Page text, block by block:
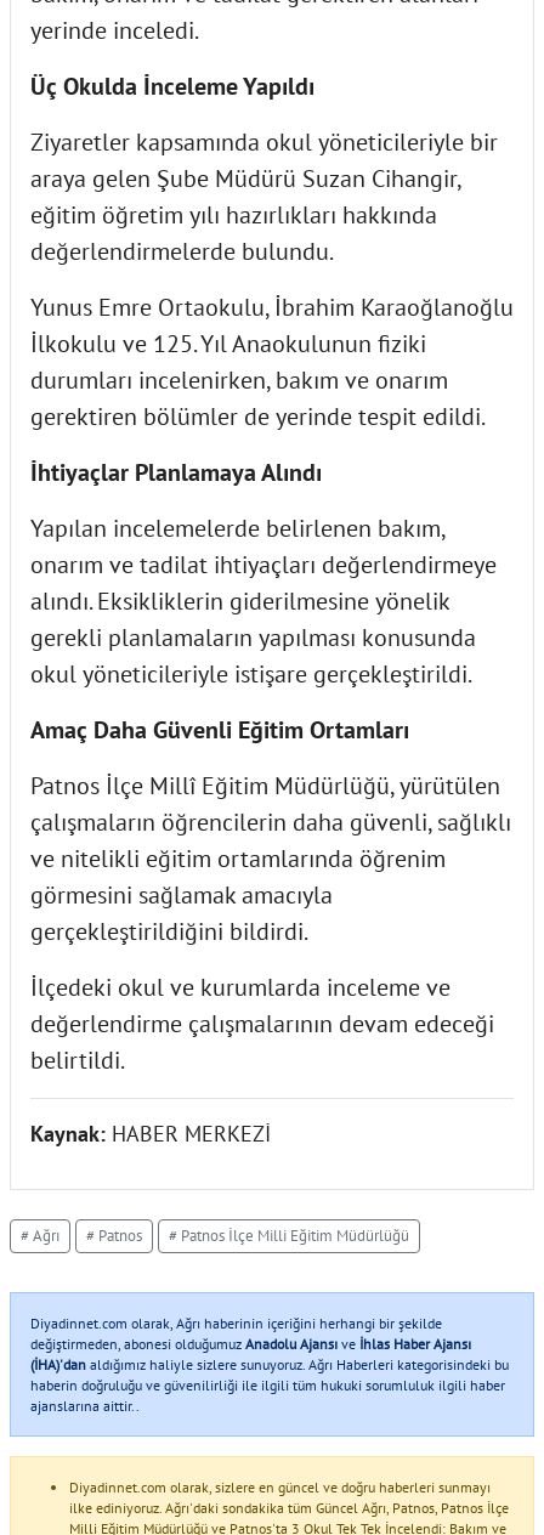
yerinde inceledi.
Üç Okulda İnceleme Yapıldı
Ziyaretler kapsamında okul yöneticileriyle bir
araya gelen Şube Müdürü Suzan Cihangir,
eğitim öğretim yılı hazırlıkları hakkında
değerlendirmelerde bulundu.
Yunus Emre Ortaokulu, İbrahim Karaoğlanoğlu
İlkokulu ve 125. Yıl Anaokulunun fiziki
durumları incelenirken, bakım ve onarım
gerektiren bölümler de yerinde tespit edildi.
İhtiyaçlar Planlamaya Alındı
Yapılan incelemelerde belirlenen bakım,
onarım ve tadilat ihtiyaçları değerlendirmeye
alındı. Eksikliklerin giderilmesine yönelik
gerekli planlamaların yapılması konusunda
okul yöneticileriyle istişare gerçekleştirildi.
Amaç Daha Güvenli Eğitim Ortamları
Patnos İlçe Millî Eğitim Müdürlüğü, yürütülen
çalışmaların öğrencilerin daha güvenli, sağlıklı
ve nitelikli eğitim ortamlarında öğrenim
görmesini sağlamak amacıyla
gerçekleştirildiğini bildirdi.
İlçedeki okul ve kurumlarda inceleme ve
değerlendirme çalışmalarının devam edeceği
belirtildi.
Kaynak: HABER MERKEZİ
# Ağrı # Patnos # Patnos İlçe Milli Eğitim Müdürlüğü
Diyadinnet.com olarak, Ağrı haberinin içeriğini herhangi bir şekilde
değiştirmeden, abonesi olduğumuz Anadolu Ajansı ve İhlas Haber Ajansı
(İHA)'dan aldığımız haliyle sizlere sunuyoruz. Ağrı Haberleri kategorisindeki bu
haberin doğruluğu ve güvenilirliği ile ilgili tüm hukuki sorumluluk ilgili haber
ajanslarına aittir..
Diyadinnet.com olarak, sizlere en güncel ve doğru haberleri sunmayı
ilke ediniyoruz. Ağrı'daki sondakika tüm Güncel Ağrı, Patnos, Patnos İlçe
Milli Eğitim Müdürlüğü ve Patnos'ta 3 Okul Tek Tek İncelendi: Bakım ve